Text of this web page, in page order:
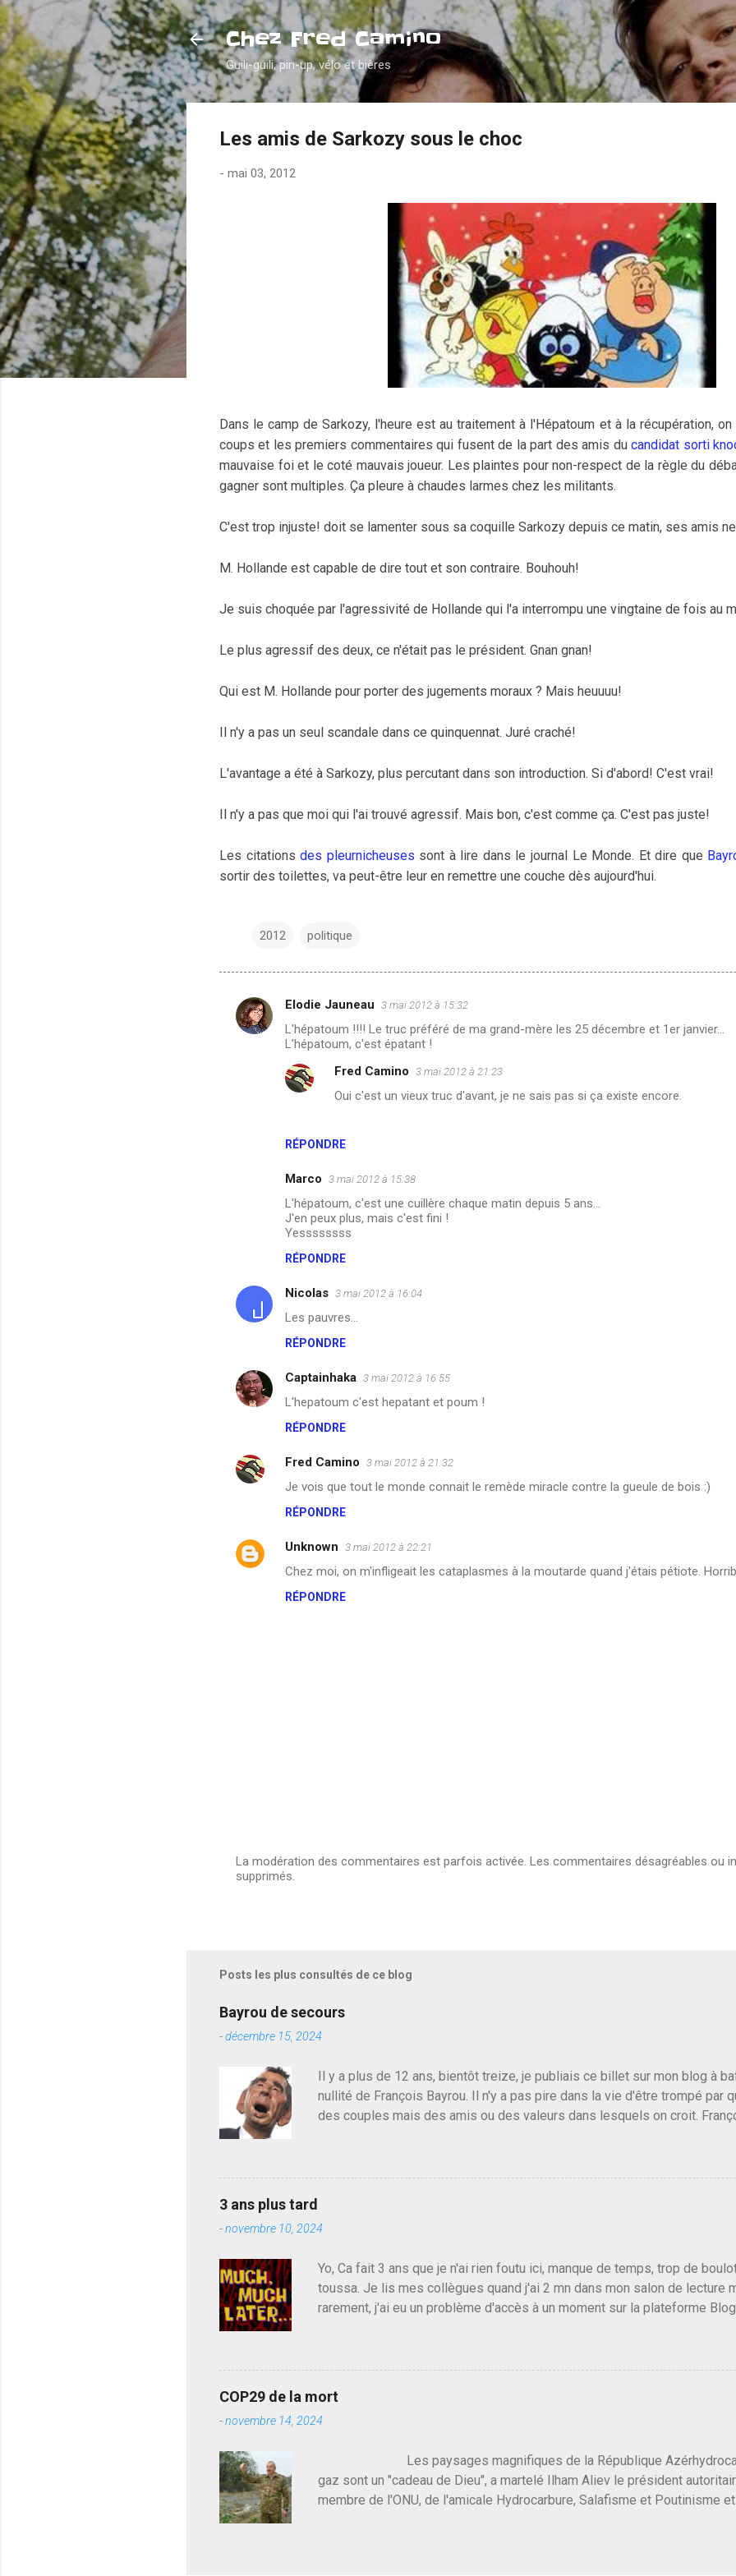
Accéder au contenu principal
Chez Fred Camino
Guili-guili, pin-up, vélo et bières
Les amis de Sarkozy sous le choc
- mai 03, 2012
Dans le camp de Sarkozy, l'heure est au traitement à l'Hépatoum et à la récupération,
coups et les premiers commentaires qui fusent de la part des amis ducandidat sorti
mauvaise foi et le coté mauvais joueur. Les plaintes pour non-respect de la règle du
gagner sont multiples. Ça pleure à chaudes larmes chez les militants.
C'est trop injuste! doit se lamenter sous sa coquille Sarkozy depuis ce matin, ses amis
M. Hollande est capable de dire tout et son contraire. Bouhouh!
Je suis choquée par l'agressivité de Hollande qui l'a interrompu une vingtaine de fois au
Le plus agressif des deux, ce n'était pas le président. Gnan gnan!
Qui est M. Hollande pour porter des jugements moraux ? Mais heuuuu!
Il n'y a pas un seul scandale dans ce quinquennat. Juré craché!
L'avantage a été à Sarkozy, plus percutant dans son introduction. Si d'abord! C'est vrai!
Il n'y a pas que moi qui l'ai trouvé agressif. Mais bon, c'est comme ça. C'est pas juste!
Les citationsdes pleurnicheuses sont à lire dans le journal Le Monde. Et dire que
sortir des toilettes, va peut-être leur en remettre une couche dès aujourd'hui.
2012 politique
C
o
Elodie Jauneau 3 mai 2012 à 15:32
L'hépatoum !!!! Le truc préféré de ma grand-mère les 25 décembre et 1er janvier...
L'hépatoum, c'est épatant !
RÉPONDRE
Fred Camino 3 mai 2012 à 21:23
Oui c'est un vieux truc d'avant, je ne sais pas si ça existe encore.
Marco 3 mai 2012 à 15:38
L'hépatoum, c'est une cuillère chaque matin depuis 5 ans...
J'en peux plus, mais c'est fini !
Yessssssss
RÉPONDRE
Nicolas 3 mai 2012 à 16:04
Les pauvres...
RÉPONDRE
Captainhaka 3 mai 2012 à 16:55
L'hepatoum c'est hepatant et poum !
RÉPONDRE
Fred Camino 3 mai 2012 à 21:32
Je vois que tout le monde connait le remède miracle contre la gueule de bois :)
RÉPONDRE
Unknown 3 mai 2012 à 22:21
Chez moi, on m'infligeait les cataplasmes à la moutarde quand j'étais pétiote.
RÉPONDRE
E
t
e
r
u
m
m
e
n
r
La modération des commentaires est parfois activée. Les commentaires désagréables ou
supprimés.
Posts les plus consultés de ce blog
Bayrou de secours
-décembre 15, 2024
Il y a plus de 12 ans, bientôt treize, je publiais ce billet sur mon blog à
nullité de François Bayrou. Il n'y a pas pire dans la vie d'être trompé par
des couples mais des amis ou des valeurs dans lesquels on croit.
du centre de la gauche molle mais quand on écoutait ses discours
de l'Assemblée ou du Sénat. Ou assister au débarquement des
3 ans plus tard
-novembre 10, 2024
Yo, Ca fait 3 ans que je n'ai rien foutu ici, manque de temps, trop de
toussa. Je lis mes collègues quand j'ai 2 mn dans mon salon de lecture
rarement, j'ai eu un problème d'accès à un moment sur la plateforme
Couilles Un, Les islamistes de la religion de paix et d'amour
demandait pas plus sont un tantinet excessif . Quelque part je ne peux
vouloir, quand un attentat touche ton pays avec 1700 morts, tu as envie
COP29 de la mort
-novembre 14, 2024
Les paysages magnifiques de la République
gaz sont un "cadeau de Dieu", a martelé Ilham Aliev le président
membre de l'ONU, de l'amicale Hydrocarbure, Salafisme et Poutinisme